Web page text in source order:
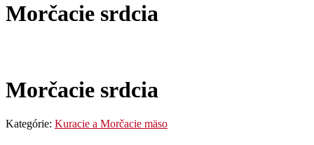
Morčacie srdcia
Morčacie srdcia
Kategórie: Kuracie a Morčacie mäso